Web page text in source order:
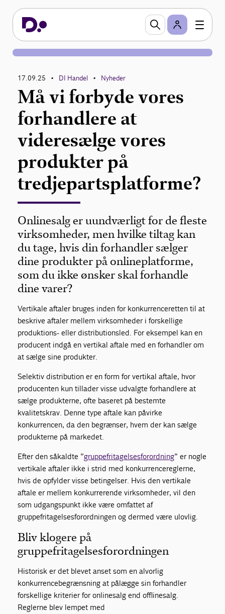
17.09.25 • DI Handel • Nyheder
Må vi forbyde vores
forhandlere at
videresælge vores
produkter på
tredjepartsplatforme?
Onlinesalg er uundværligt for de fleste
virksomheder, men hvilke tiltag kan
du tage, hvis din forhandler sælger
dine produkter på onlineplatforme,
som du ikke ønsker skal forhandle
dine varer?
Vertikale aftaler bruges inden for konkurrenceretten til at
beskrive aftaler mellem virksomheder i forskellige
produktions- eller distributionsled. For eksempel kan en
producent indgå en vertikal aftale med en forhandler om
at sælge sine produkter.
Selektiv distribution er en form for vertikal aftale, hvor
producenten kun tillader visse udvalgte forhandlere at
sælge produkterne, ofte baseret på bestemte
kvalitetskrav. Denne type aftale kan påvirke
konkurrencen, da den begrænser, hvem der kan sælge
produkterne på markedet.
Efter den såkaldte ”gruppefritagelsesforordning” er nogle
vertikale aftaler ikke i strid med konkurrencereglerne,
hvis de opfylder visse betingelser. Hvis den vertikale
aftale er mellem konkurrerende virksomheder, vil den
som udgangspunkt ikke være omfattet af
gruppefritagelsesforordningen og dermed være ulovlig.
Bliv klogere på
gruppefritagelsesforordningen
Historisk er det blevet anset som en alvorlig
konkurrencebegrænsning at pålægge sin forhandler
forskellige kriterier for onlinesalg end offlinesalg.
Reglerne blev lempet med